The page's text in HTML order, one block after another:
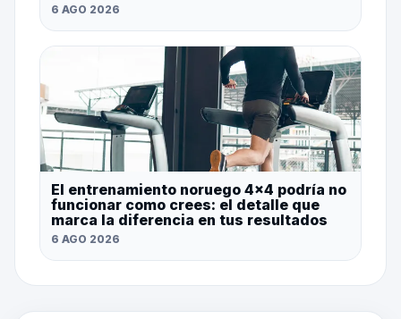
6 AGO 2026
El entrenamiento noruego 4×4 podría no
funcionar como crees: el detalle que
marca la diferencia en tus resultados
6 AGO 2026